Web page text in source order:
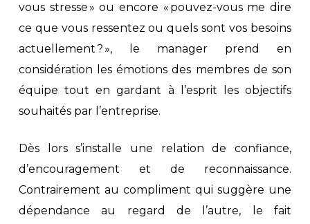
vous stresse » ou encore « pouvez-vous me dire
ce que vous ressentez ou quels sont vos besoins
actuellement ? », le manager prend en
considération les émotions des membres de son
équipe tout en gardant à l’esprit les objectifs
souhaités par l’entreprise.
Dès lors s’installe une relation de confiance,
d’encouragement et de reconnaissance.
Contrairement au compliment qui suggère une
dépendance au regard de l’autre, le fait